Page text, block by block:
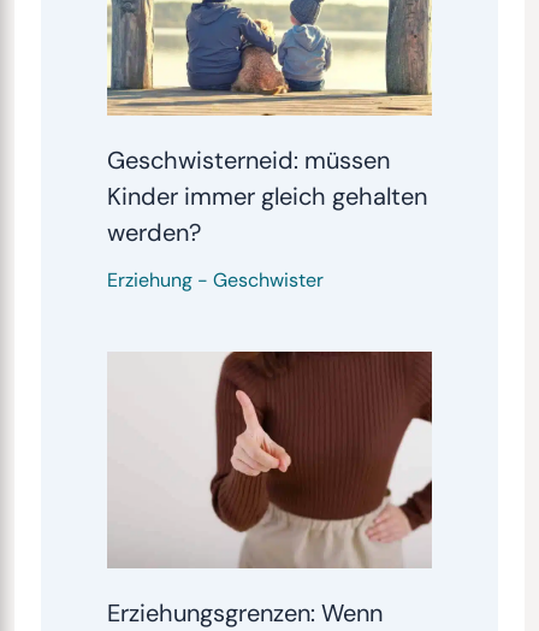
Geschwisterneid: müssen
Kinder immer gleich gehalten
werden?
Erziehung- Geschwister
Erziehungsgrenzen: Wenn